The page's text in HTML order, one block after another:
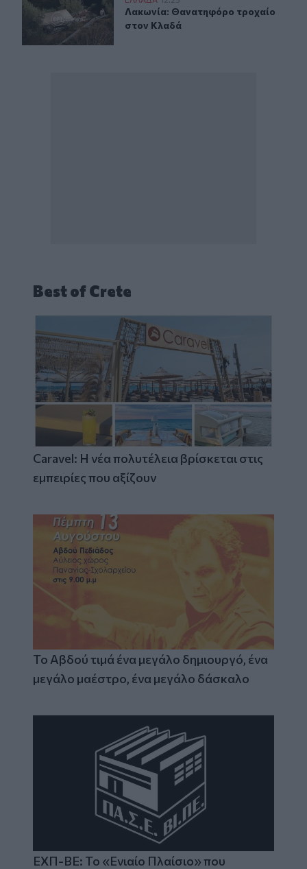
Λακωνία: Θανατηφόρο τροχαίο
Λακωνία: Θανατηφόρο τροχαίο
στον Κλαδά
Best of Crete
Caravel: Η νέα πολυτέλεια βρίσκεται στις
εμπειρίες που αξίζουν
Το Αβδού τιμά ένα μεγάλο δημιουργό, ένα
μεγάλο μαέστρο, ένα μεγάλο δάσκαλο
ΕΧΠ-ΒΕ: Το «Ενιαίο Πλαίσιο» που